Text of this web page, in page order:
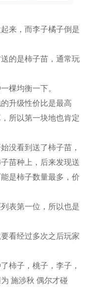
来，而李子橘子倒是
的是柿子苗，通常玩
棵均衡一下。
升级性价比是最高
所以第一块地也肯定
没看到送了柿子苗，
苗种上，后来发现送
是柿子数量最多，价
表第一位，所以也是
看经过多次之后玩家
柿子，桃子，李子，
施涉秋 偶尔才碰